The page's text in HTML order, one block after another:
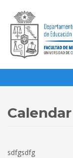
Calendar
sdfgsdfg